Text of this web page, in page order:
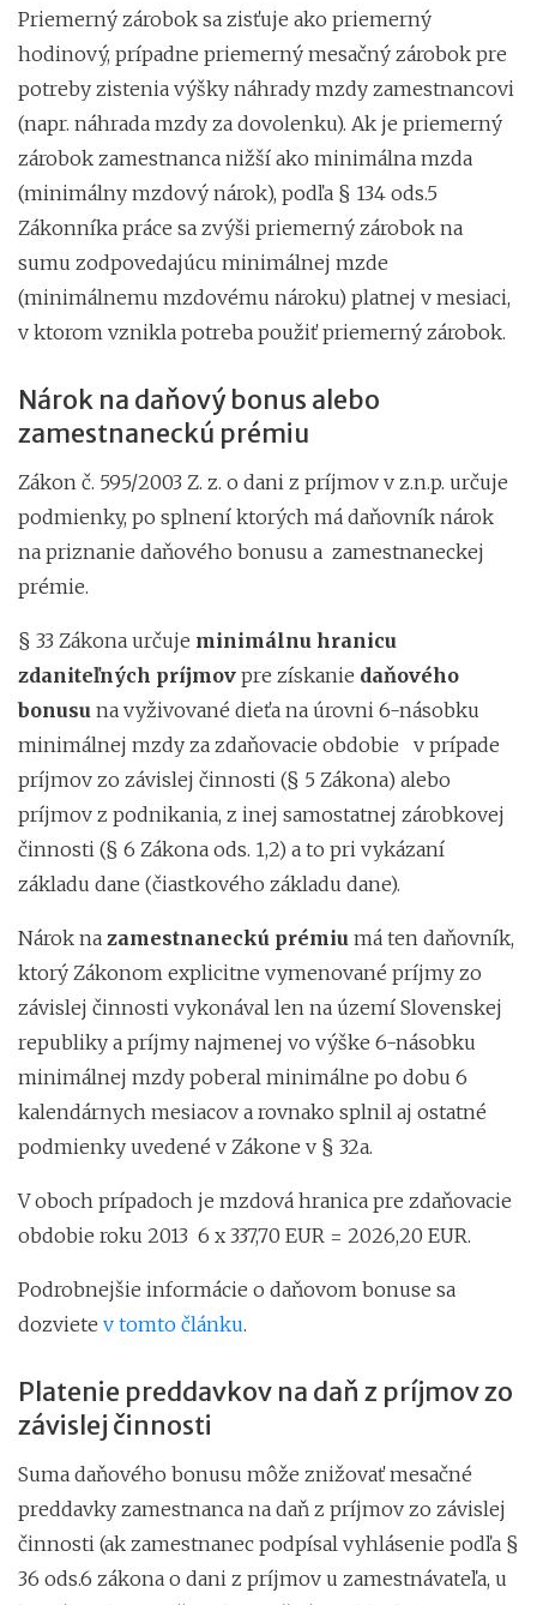
Priemerný zárobok sa zisťuje ako priemerný
hodinový, prípadne priemerný mesačný zárobok pre
potreby zistenia výšky náhrady mzdy zamestnancovi
(napr. náhrada mzdy za dovolenku). Ak je priemerný
zárobok zamestnanca nižší ako minimálna mzda
(minimálny mzdový nárok), podľa § 134 ods.5
Zákonníka práce sa zvýši priemerný zárobok na
sumu zodpovedajúcu minimálnej mzde
(minimálnemu mzdovému nároku) platnej v mesiaci,
v ktorom vznikla potreba použiť priemerný zárobok.
Nárok na daňový bonus alebo
zamestnaneckú prémiu
Zákon č. 595/2003 Z. z. o dani z príjmov v z.n.p. určuje
podmienky, po splnení ktorých má daňovník nárok
na priznanie daňového bonusu a zamestnaneckej
prémie.
§ 33 Zákona určuje minimálnu hranicu
zdaniteľných príjmov pre získanie daňového
bonusu na vyživované dieťa na úrovni 6-násobku
minimálnej mzdy za zdaňovacie obdobie v prípade
príjmov zo závislej činnosti (§ 5 Zákona) alebo
príjmov z podnikania, z inej samostatnej zárobkovej
činnosti (§ 6 Zákona ods. 1,2) a to pri vykázaní
základu dane (čiastkového základu dane).
Nárok na zamestnaneckú prémiu má ten daňovník,
ktorý Zákonom explicitne vymenované príjmy zo
závislej činnosti vykonával len na území Slovenskej
republiky a príjmy najmenej vo výške 6-násobku
minimálnej mzdy poberal minimálne po dobu 6
kalendárnych mesiacov a rovnako splnil aj ostatné
podmienky uvedené v Zákone v § 32a.
V oboch prípadoch je mzdová hranica pre zdaňovacie
obdobie roku 2013 6 x 337,70 EUR = 2026,20 EUR.
Podrobnejšie informácie o daňovom bonuse sa
dozviete v tomto článku.
Platenie preddavkov na daň z príjmov zo
závislej činnosti
Suma daňového bonusu môže znižovať mesačné
preddavky zamestnanca na daň z príjmov zo závislej
činnosti (ak zamestnanec podpísal vyhlásenie podľa §
36 ods.6 zákona o dani z príjmov u zamestnávateľa, u